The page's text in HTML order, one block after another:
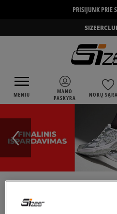
PRISIJUNK PRIE
MENIU
MANO
PASKYRA
NORŲ
›